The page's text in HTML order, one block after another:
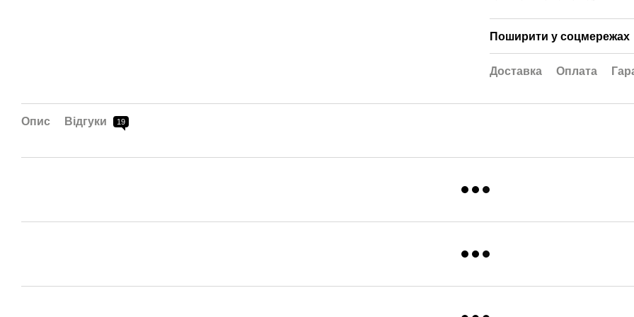
Поширити у соцмережах
Доставка Оплата
Опис Відгуки 19